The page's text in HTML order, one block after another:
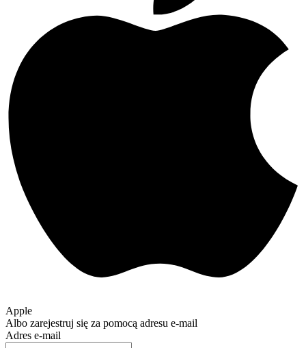
Apple
Albo zarejestruj się za pomocą adresu e-mail
Adres e-mail